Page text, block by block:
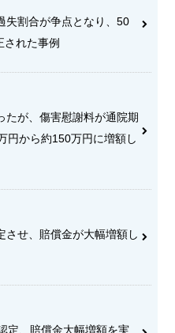
失割合が争点となり、50
れた事例
たが、傷害慰謝料が通院期
円から約150万円に増額し
させ、賠償金が大幅増額し
定、賠償金大幅増額を実